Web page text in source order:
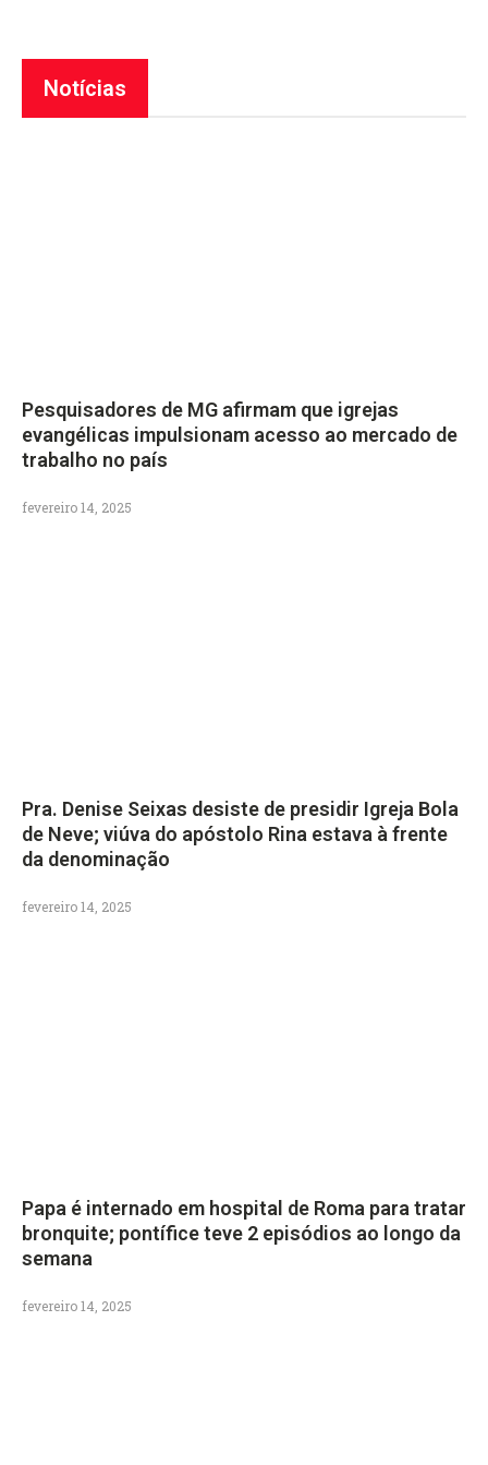
Notícias
Pesquisadores de MG afirmam que igrejas
evangélicas impulsionam acesso ao mercado de
trabalho no país
fevereiro 14, 2025
Pra. Denise Seixas desiste de presidir Igreja Bola
de Neve; viúva do apóstolo Rina estava à frente
da denominação
fevereiro 14, 2025
Papa é internado em hospital de Roma para tratar
bronquite; pontífice teve 2 episódios ao longo da
semana
fevereiro 14, 2025